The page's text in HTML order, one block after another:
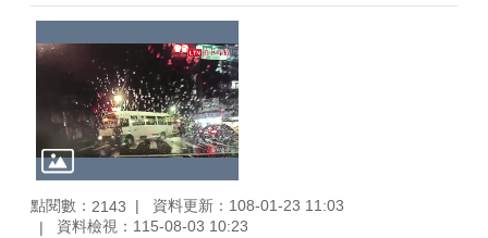
點閱數： 2143
資料更新：108-01-23 11:03
資料檢視：115-08-03 10:23